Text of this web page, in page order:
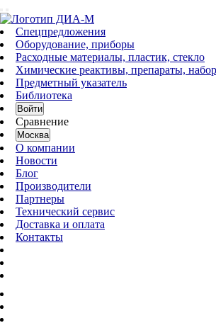
Спецпредложения
Оборудование, приборы
Расходные материалы, пластик, стекло
Химические реактивы, препараты,
Предметный указатель
Библиотека
Войти
Сравнение
Москва
О компании
Новости
Блог
Производители
Партнеры
Технический сервис
Доставка и оплата
Контакты